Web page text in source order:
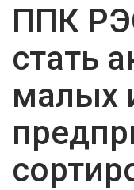
ППК
стать
малых